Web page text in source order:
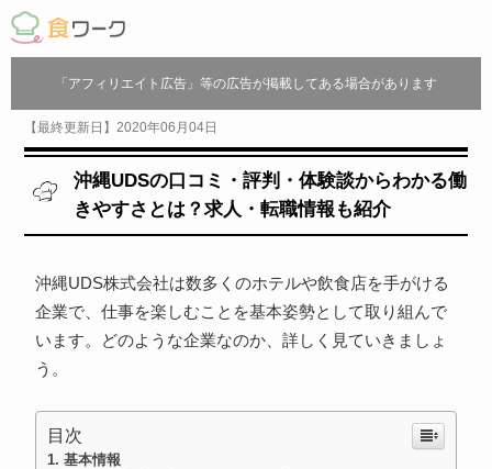
「アフィリエイト広告」等の広告が掲載してある場合があります
【最終更新日】2020年06月04日
沖縄UDSの口コミ・評判・体験談からわかる働
きやすさとは？求人・転職情報も紹介
沖縄UDS株式会社は数多くのホテルや飲食店を手がける
企業で、仕事を楽しむことを基本姿勢として取り組んで
います。どのような企業なのか、詳しく見ていきましょ
う。
目次
基本情報